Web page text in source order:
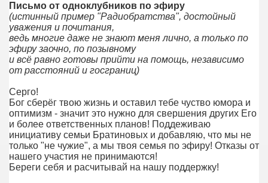
Письмо от одноклубников по эфиру
(истинный пример "Радиобратства", достойный
уважения и почитания,
ведь многие даже не знают меня лично, а только по
эфиру заочно, по позывному
и всё равно готовы прийти на помощь, независимо
от расстояний и госграниц)
Серго!
Бог сберёг твою жизнь и оставил тебе чуство юмора и
оптимизм - значит это нужно для свершения других Его
и более ответственных планов! Поддеживаю
инициативу семьи Братиновых и добавляю, что мы не
только "не чужие", а мы твоя семья по эфиру! Отказы от
нашего участия не принимаются!
Береги себя и расчитывай на нашу поддержку!